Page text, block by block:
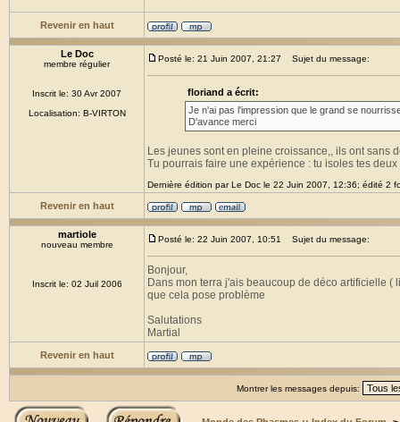
Revenir en haut
Le Doc
membre régulier
Inscrit le: 30 Avr 2007
Localisation: B-VIRTON
Posté le: 21 Juin 2007, 21:27 Sujet du message:
floriand a écrit:
Je n'ai pas l'impression que le grand se
D'avance merci
Les jeunes sont en pleine croissance,, ils ont sans
Tu pourrais faire une expérience : tu isoles tes
Dernière édition par Le Doc le 22 Juin 2007, 12:36; édité 2
Revenir en haut
martiole
nouveau membre
Inscrit le: 02 Juil 2006
Posté le: 22 Juin 2007, 10:51 Sujet du message:
Bonjour,
Dans mon terra j'ais beaucoup de déco artificielle
que cela pose problème
Salutations
Martial
Revenir en haut
Montrer les messages depuis: